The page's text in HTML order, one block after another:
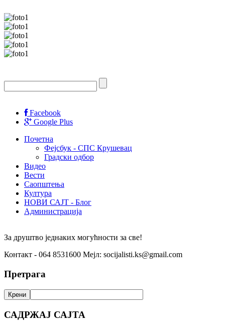
Facebook
Google Plus
Почетна
Фејсбук - СПС Крушевац
Градски одбор
Видео
Вести
Саопштења
Култура
НОВИ САЈТ - Блог
Администрација
За друштво једнаких могућности за све!
Контакт - 064 8531600 Мејл: socijalisti.ks@gmail.com
Претрага
САДРЖАЈ САЈТА